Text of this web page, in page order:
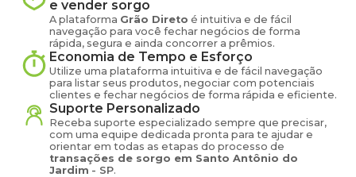
e vender sorgo
A plataforma Grão Direto é intuitiva e de fácil
navegação para você fechar negócios de forma
rápida, segura e ainda concorrer a prêmios.
Economia de Tempo e Esforço
Utilize uma plataforma intuitiva e de fácil navegação
para listar seus produtos, negociar com potenciais
clientes e fechar negócios de forma rápida e eficiente.
Suporte Personalizado
Receba suporte especializado sempre que precisar,
com uma equipe dedicada pronta para te ajudar e
orientar em todas as etapas do processo de
transações de sorgo em Santo Antônio do
Jardim - SP.